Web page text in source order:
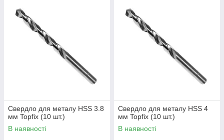
Свердло для металу HSS 3.8
мм Topfix (10 шт.)
В наявності
Свердло для металу HSS 4
мм Topfix (10 шт.)
В наявності